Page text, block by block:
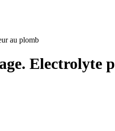
au plomb
Electrolyte